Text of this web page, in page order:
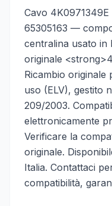
Cavo
65305163 —
centralina usato in
originale
Ricambio
uso (ELV), gestito
209/2003.
elettronicamente
Verificare la
originale.
Italia. Contattaci
compatibilità,